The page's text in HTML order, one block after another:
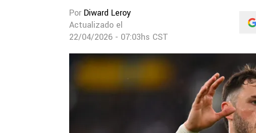
Por Diward Leroy
Actualizado el
22/04/2026 - 07:03hs CST